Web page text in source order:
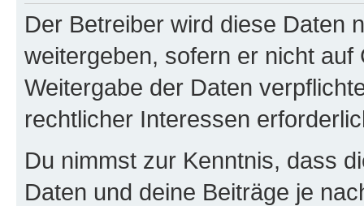
Der Betreiber wird diese Daten
weitergeben, sofern er nicht
Weitergabe der Daten
rechtlicher Interessen
Du nimmst zur Kenntnis, dass
Daten und deine Beiträge je